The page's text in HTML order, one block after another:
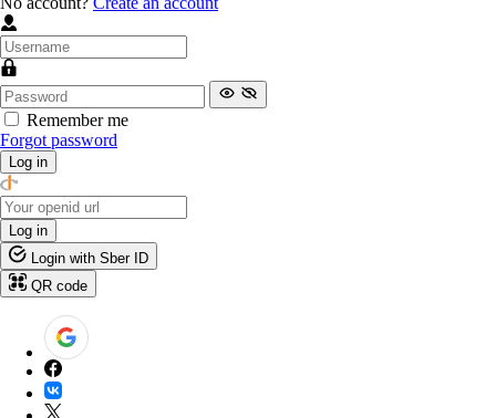
Remember me
Forgot password
Log in
Log in
Login with Sber ID
QR code